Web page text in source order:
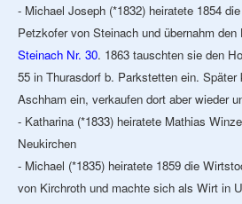
- Michael Joseph (*1832) heiratete 1854
Petzkofer von Steinach und übernahm
Steinach Nr. 30. 1863 tauschten sie den
55 in Thurasdorf b. Parkstetten ein.
Aschham ein, verkaufen dort aber wieder
- Katharina (*1833) heiratete Mathias
Neukirchen
- Michael (*1835) heiratete 1859 die
von Kirchroth und machte sich als Wirt in